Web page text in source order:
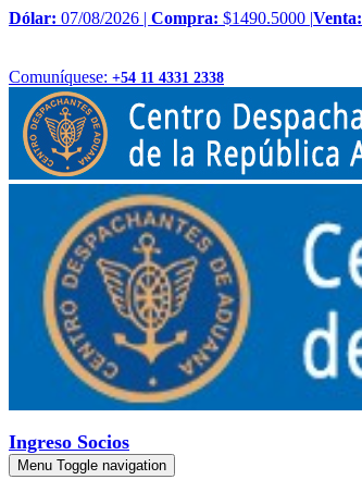
Dólar: 07/08/2026 | Compra: $1490.5000 |Venta:
Comuníquese: +54 11 4331 2338
Ingreso Socios
Menu Toggle navigation